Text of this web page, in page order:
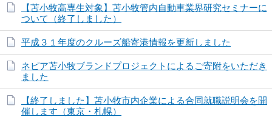
【苫小牧高専生対象】苫小牧管内自動車業界研究セミナーに
ついて（終了しました）
平成３１年度のクルーズ船寄港情報を更新しました
ネピア苫小牧ブランドプロジェクトによるご寄附をいただき
ました
【終了しました】苫小牧市内企業による合同就職説明会を開
催します（東京・札幌）